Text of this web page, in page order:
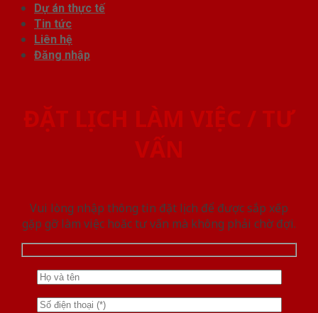
Dự án thực tế
Tin tức
Liên hệ
Đăng nhập
ĐẶT LỊCH LÀM VIỆC / TƯ
VẤN
Vui lòng nhập thông tin đặt lịch để được sắp xếp
gặp gỡ làm việc hoăc tư vấn mà không phải chờ đợi.